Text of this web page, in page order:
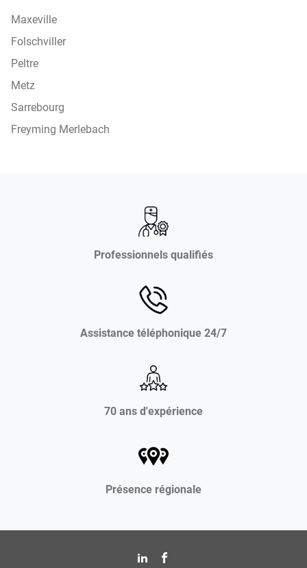
Maxeville
Folschviller
Peltre
Metz
Sarrebourg
Freyming Merlebach
Professionnels qualifiés
Assistance téléphonique 24/7
70 ans d'expérience
Présence régionale
Aller Aller